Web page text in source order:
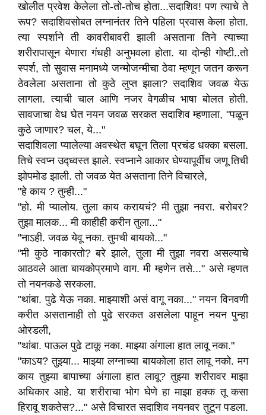
खोलीत प्रवेश केलेला तो-तो-तोच होता...सदाशिव! पण त्याचे ते
रूप? सदाशिवसोबत लग्नानंतर तिने पहिला प्रवास केला होता.
त्या स्पर्शाने ती कावरीबावरी झाली असताना तिने त्याच्या
शरीरापासून येणारा गंधही अनुभवला होता. या दोन्ही गोष्टी..तो
स्पर्श, तो सुवास मनामध्ये जन्मोजन्मीचा ठेवा म्हणून जतन करून
ठेवलेला असताना तो कुठे लुप्त झाला? सदाशिव जवळ येऊ
लागला. त्याची चाल आणि नजर वेगळीच भाषा बोलत होती.
सावजाचा वेध घेत नयन जवळ सरकत सदाशिव म्हणाला, "पळून
कुठे जाणार? चल, ये..."
सदाशिवला प्यालेल्या अवस्थेत बघून तिला प्रचंड धक्का बसला.
तिचे स्वप्न उद्ध्वस्त झाले. स्वप्नाने आकार घेण्यापूर्वीच जणू तिची
झोपमोड झाली. तो जवळ येत असताना तिने विचारले,
"हे काय ? तुम्ही..."
"हो. मी प्यालोय. तुला काय करायचं? मी तुझा नवरा. बरोबर?
तुझा मालक... मी काहीही करीन तुला..."
"नाऽही. जवळ येवू नका. तुमची बायको..."
"मी कुठे नाकारतो? बरे झाले, तुला मी तुझा नवरा असल्याचे
आठवले आता बायकोप्रमाणे वाग. मी म्हणेन तसे..." असे म्हणत
तो नयनकडे सरकला.
"थांबा. पुढे येऊ नका. माझ्याशी असं वागू नका..." नयन विनवणी
करीत असतानाही तो पुढे सरकत असलेला पाहून नयन पुन्हा
ओरडली,
"थांबा. पाऊल पुढे टाकू नका. माझ्या अंगाला हात लावू नका."
"काऽय? तुझ्या... माझ्या लग्नाच्या बायकोला हात लावू नको. मग
काय तुझ्या बापाच्या अंगाला हात लावू? तुझ्या शरीरावर माझा
अधिकार आहे. या शरीराचा भोग घेणे हा माझा हक्क तू कसा
हिरावू शकतेस?..." असे विचारत सदाशिव नयनवर तुटून पडला.